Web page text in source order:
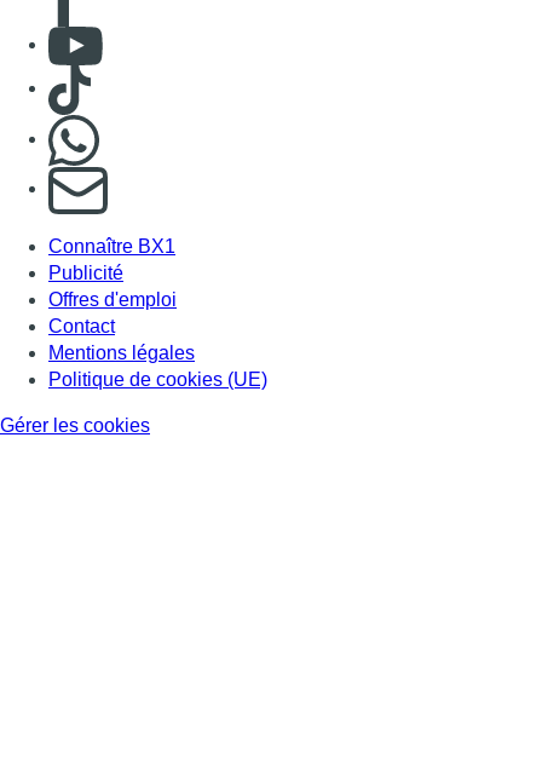
Consulter Youtube
Consulter TikTok
S'abonner à notre newsletter
Connaître BX1
Publicité
Offres d'emploi
Contact
Mentions légales
Politique de cookies (UE)
Gérer les cookies